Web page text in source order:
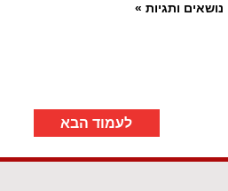
נושאים ותגיות »
לעמוד הבא